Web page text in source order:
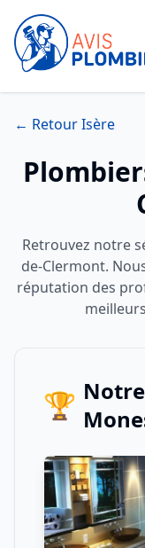
← Retour Isère
Retrouvez notre
de-Clermont.
réputation des
🏆